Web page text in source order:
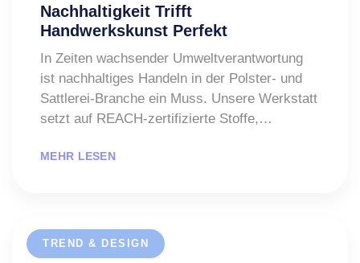
Nachhaltigkeit Trifft
Handwerkskunst Perfekt
In Zeiten wachsender Umweltverantwortung
ist nachhaltiges Handeln in der Polster- und
Sattlerei-Branche ein Muss. Unsere Werkstatt
setzt auf REACH-zertifizierte Stoffe,…
MEHR LESEN
TREND & DESIGN